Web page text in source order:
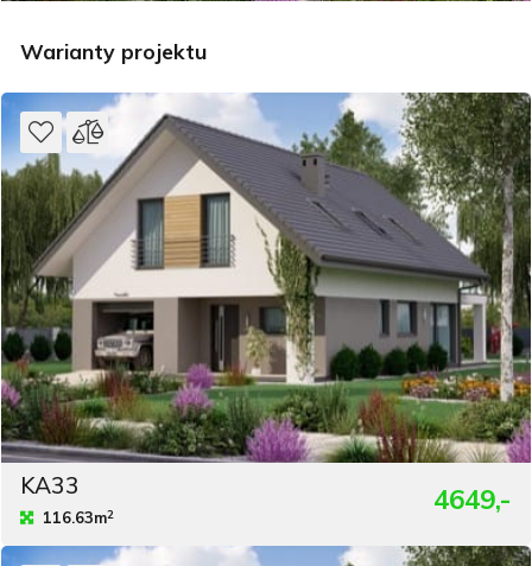
Warianty projektu
KA33
116.63m2 4649,-